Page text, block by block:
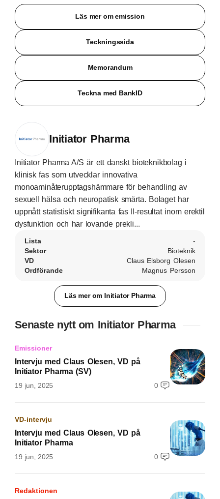
Läs mer om emission
Teckningssida
Memorandum
Teckna med BankID
Initiator Pharma
Initiator Pharma A/S är ett danskt bioteknikbolag i
klinisk fas som utvecklar innovativa
monoaminåterupptagshämmare för behandling av
sexuell hälsa och neuropatisk smärta. Bolaget har
uppnått statistiskt signifikanta fas II-resultat inom erektil
dysfunktion och har lovande prekli...
Lista
-
Sektor
Bioteknik
VD
Claus Elsborg Olesen
Ordförande
Magnus Persson
Läs mer om Initiator Pharma
Senaste nytt om Initiator Pharma
Emissioner
Intervju med Claus Olesen, VD på
Initiator Pharma (SV)
19 jun, 2025 0
VD-intervju
Intervju med Claus Olesen, VD på
Initiator Pharma
19 jun, 2025 0
Redaktionen